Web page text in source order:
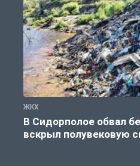
ЖКХ
В Сидорполое обвал
вскрыл полувековую